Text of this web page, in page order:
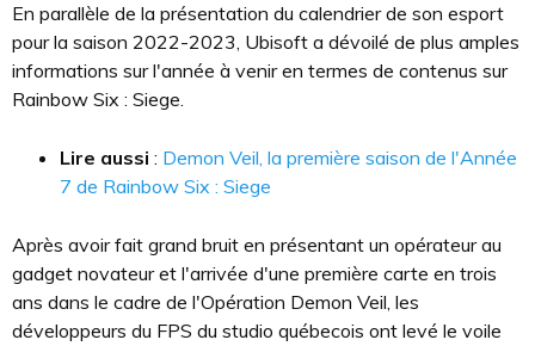
En parallèle de la présentation du calendrier de son esport
pour la saison 2022-2023, Ubisoft a dévoilé de plus amples
informations sur l'année à venir en termes de contenus sur
Rainbow Six : Siege.
Lire aussi : Demon Veil, la première saison de l'Année
7 de Rainbow Six : Siege
Après avoir fait grand bruit en présentant un opérateur au
gadget novateur et l'arrivée d'une première carte en trois
ans dans le cadre de l'Opération Demon Veil, les
développeurs du FPS du studio québecois ont levé le voile